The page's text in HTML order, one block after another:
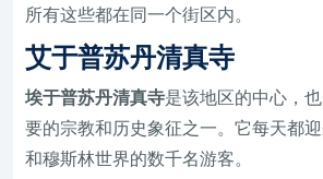
所有这些都在同一个街区内。
艾于普苏丹清真寺
埃于普苏丹清真寺是该地区的中心，
要的宗教和历史象征之一。它每天都
和穆斯林世界的数千名游客。